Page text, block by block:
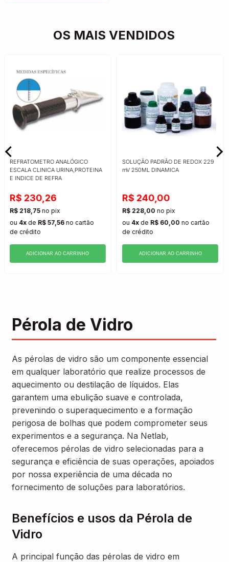
OS MAIS VENDIDOS
REFRATOMETRO ANALÓGICO
ESCALA CLINICA URINA,PROTEINA
E INDICE DE REFRA
R$ 230,26
R$ 218,75no pix
ou 4xde R$ 57,56no cartão
de crédito
ADICIONAR AO CARRINHO
SOLUÇÃO PADRÃO DE REDOX 229
mV 250ML DINAMICA
R$ 240,00
R$ 228,00 no pix
ou 4x de R$ 60,00 no cartão
de crédito
ADICIONAR AO CARRINHO
Pérola de Vidro
As pérolas de vidro são um componente essencial
em qualquer laboratório que realize processos de
aquecimento ou destilação de líquidos. Elas
garantem uma ebulição suave e controlada,
prevenindo o superaquecimento e a formação
perigosa de bolhas que podem comprometer seus
experimentos e a segurança. Na Netlab,
oferecemos pérolas de vidro selecionadas para a
segurança e eficiência de suas operações, apoiados
por nossa experiência de uma década no
fornecimento de soluções para laboratórios.
Benefícios e usos da Pérola de
Vidro
A principal função das pérolas de vidro em